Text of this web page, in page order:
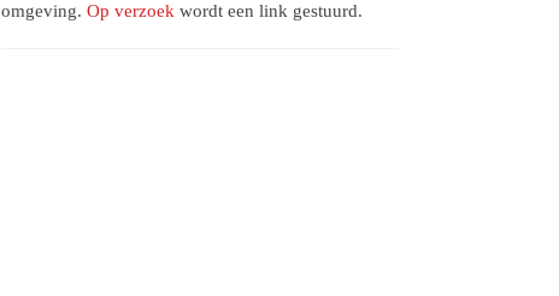
omgeving.Op verzoek wordt een link gestuurd.